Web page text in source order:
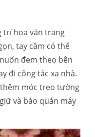
trí hoa văn trang
tay cầm có thể
đem theo bên
đi công tác xa nhà.
móc treo tường
và bảo quản máy